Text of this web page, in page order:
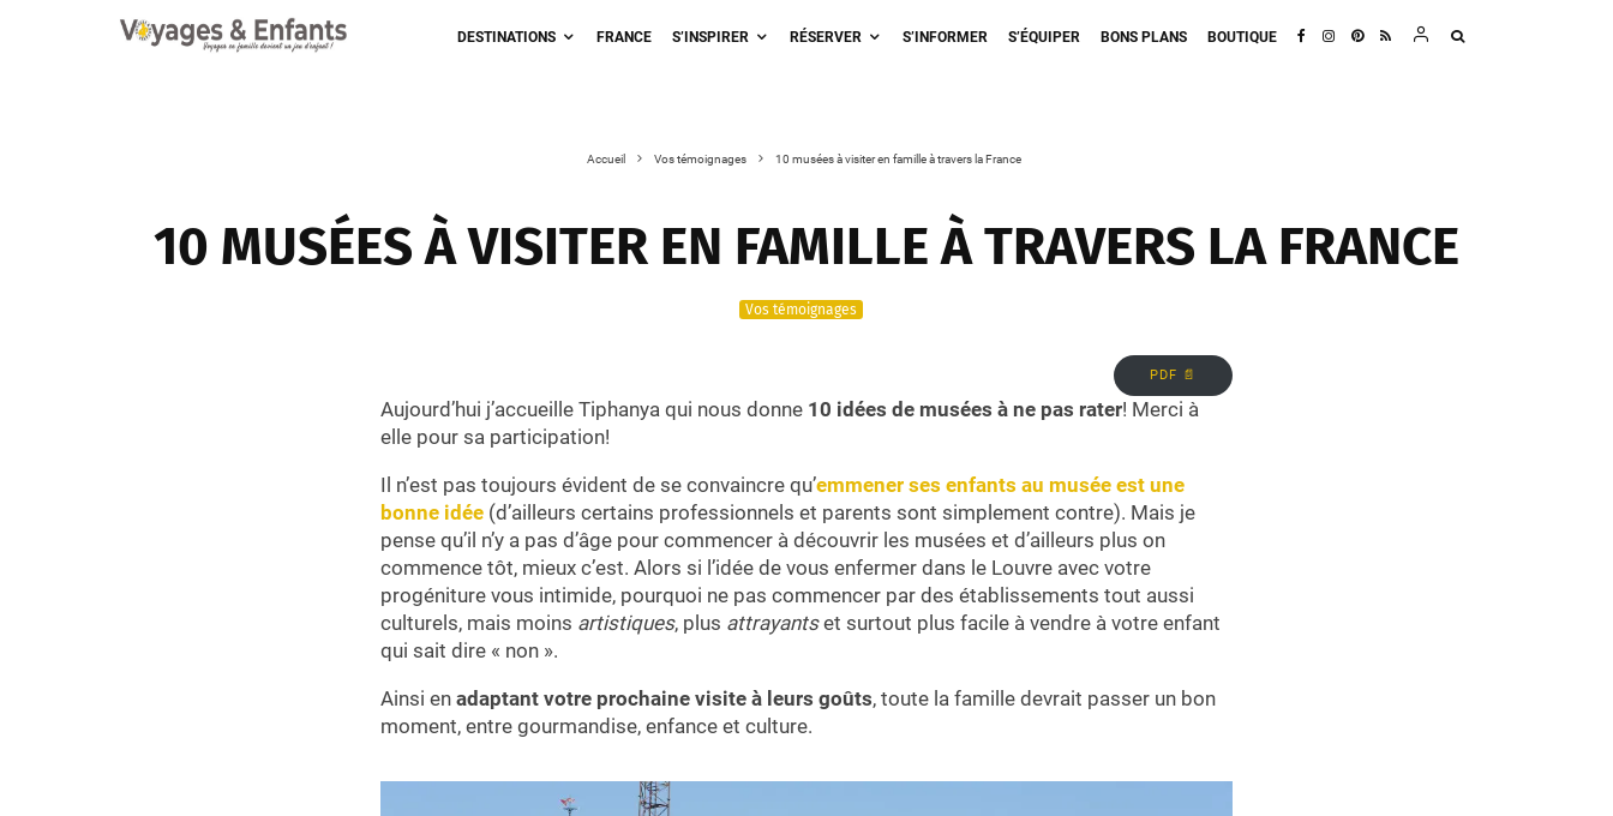
DESTINATIONS FRANCE S’INSPIRER RÉSERVER S’INFORMER S’ÉQUIPER BONS PLANS BOUTIQUE
Accueil Vos témoignages 10 musées à visiter en famille à travers la France
10 MUSÉES À VISITER EN FAMILLE À TRAVERS LA FRANCE
Vos témoignages
PDF 📄
Aujourd’hui j’accueille Tiphanya qui nous donne 10 idées de musées à ne pas rater! Merci à
elle pour sa participation!
Il n’est pas toujours évident de se convaincre qu’emmener ses enfants au musée est une
bonne idée (d’ailleurs certains professionnels et parents sont simplement contre). Mais je
pense qu’il n’y a pas d’âge pour commencer à découvrir les musées et d’ailleurs plus on
commence tôt, mieux c’est. Alors si l’idée de vous enfermer dans le Louvre avec votre
progéniture vous intimide, pourquoi ne pas commencer par des établissements tout aussi
culturels, mais moins artistiques, plus attrayantset surtout plus facile à vendre à votre enfant
qui sait dire « non ».
Ainsi en adaptant votre prochaine visite à leurs goûts, toute la famille devrait passer un bon
moment, entre gourmandise, enfance et culture.